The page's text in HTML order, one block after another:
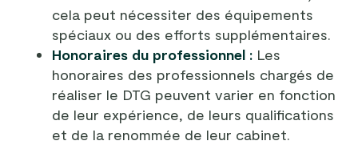
cela peut nécessiter des équipements
spéciaux ou des efforts supplémentaires.
Honoraires du professionnel : Les
honoraires des professionnels chargés de
réaliser le DTG peuvent varier en fonction
de leur expérience, de leurs qualifications
et de la renommée de leur cabinet.